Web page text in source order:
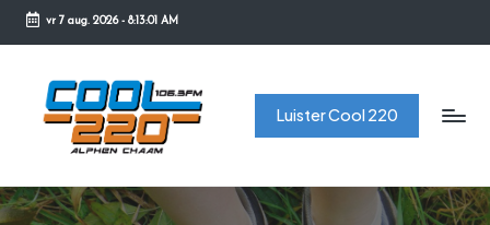
Ga
inhoud
vr 7 aug. 2026- 8:13:01 AM
C
o
l
Luister Cool 220